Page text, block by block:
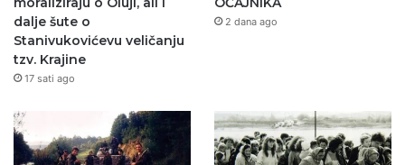
dalje šute o
Stanivukovićevu veličanju
tzv. Krajine
17 sati ago
2 dana ago